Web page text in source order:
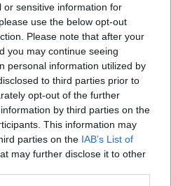
or sensitive information for
use the below opt-out
Please note that after your
you may continue seeing
personal information utilized by
to third parties prior to
opt-out of the further
by third parties on the
This information may
parties on the IAB’s List of
may further disclose it to other
zene és a nyár legjobb
forduló! (X)
balatoni strandröplabda-